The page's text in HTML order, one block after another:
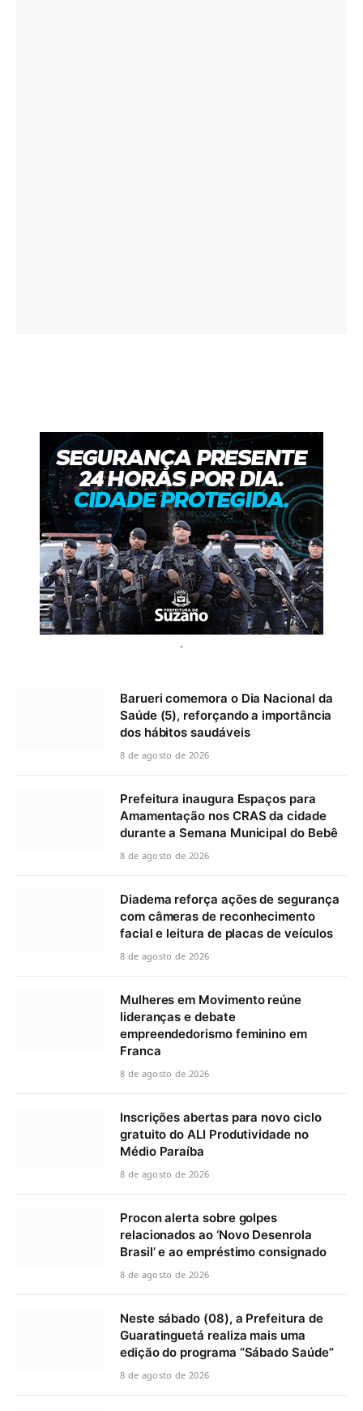
.
Barueri comemora o Dia Nacional da
Saúde (5), reforçando a importância
dos hábitos saudáveis
8 de agosto de 2026
Prefeitura inaugura Espaços para
Amamentação nos CRAS da cidade
durante a Semana Municipal do Bebê
8 de agosto de 2026
Diadema reforça ações de segurança
com câmeras de reconhecimento
facial e leitura de placas de veículos
8 de agosto de 2026
Mulheres em Movimento reúne
lideranças e debate
empreendedorismo feminino em
Franca
8 de agosto de 2026
Inscrições abertas para novo ciclo
gratuito do ALI Produtividade no
Médio Paraíba
8 de agosto de 2026
Procon alerta sobre golpes
relacionados ao ‘Novo Desenrola
Brasil’ e ao empréstimo consignado
8 de agosto de 2026
Neste sábado (08), a Prefeitura de
Guaratinguetá realiza mais uma
edição do programa “Sábado Saúde”
8 de agosto de 2026